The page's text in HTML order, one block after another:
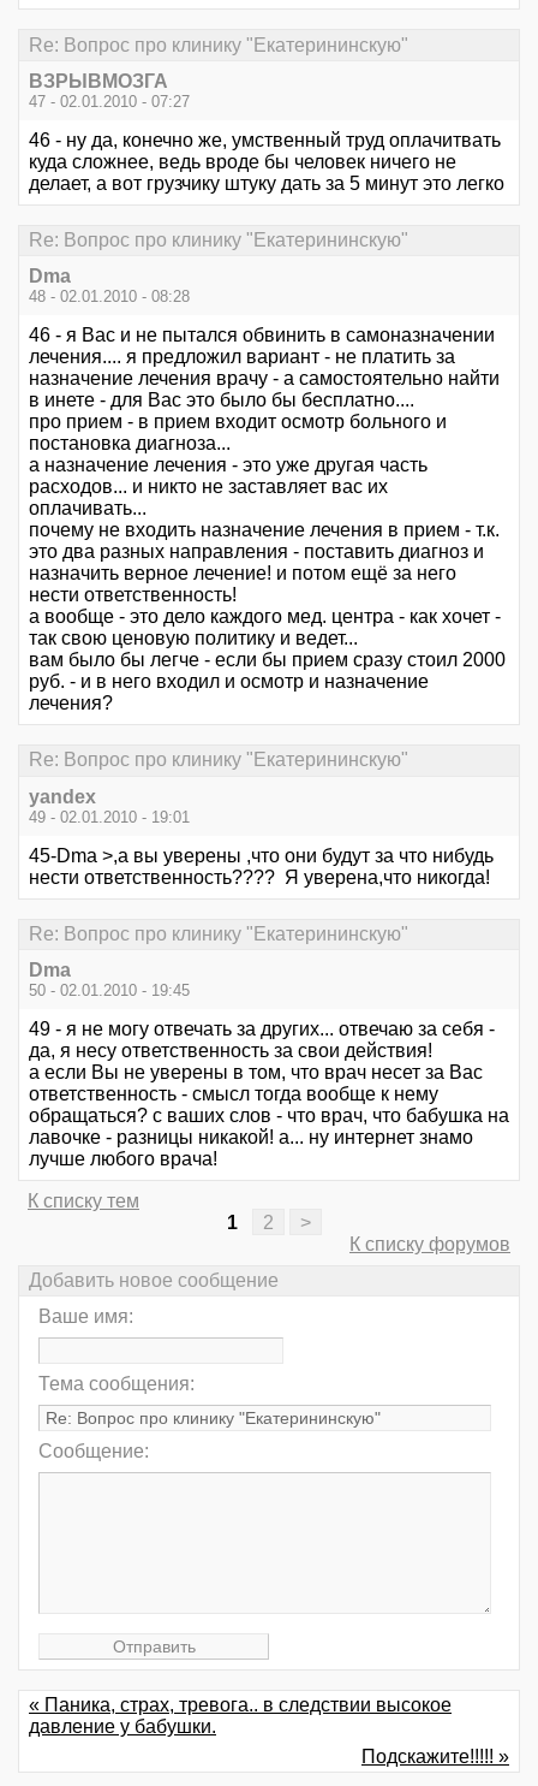
Re: Вопрос про клинику "Екатерининскую"
ВЗРЫВМОЗГА
47 - 02.01.2010 - 07:27
46 - ну да, конечно же, умственный труд оплачитвать
куда сложнее, ведь вроде бы человек ничего не
делает, а вот грузчику штуку дать за 5 минут это легко
Re: Вопрос про клинику "Екатерининскую"
Dma
48 - 02.01.2010 - 08:28
46 - я Вас и не пытался обвинить в самоназначении
лечения.... я предложил вариант - не платить за
назначение лечения врачу - а самостоятельно найти
в инете - для Вас это было бы бесплатно....
про прием - в прием входит осмотр больного и
постановка диагноза...
а назначение лечения - это уже другая часть
расходов... и никто не заставляет вас их
оплачивать...
почему не входить назначение лечения в прием - т.к.
это два разных направления - поставить диагноз и
назначить верное лечение! и потом ещё за него
нести ответственность!
а вообще - это дело каждого мед. центра - как хочет -
так свою ценовую политику и ведет...
вам было бы легче - если бы прием сразу стоил 2000
руб. - и в него входил и осмотр и назначение
лечения?
Re: Вопрос про клинику "Екатерининскую"
yandex
49 - 02.01.2010 - 19:01
45-Dma >,а вы уверены ,что они будут за что нибудь
нести ответственность???? Я уверена,что никогда!
Re: Вопрос про клинику "Екатерининскую"
Dma
50 - 02.01.2010 - 19:45
49 - я не могу отвечать за других... отвечаю за себя -
да, я несу ответственность за свои действия!
а если Вы не уверены в том, что врач несет за Вас
ответственность - смысл тогда вообще к нему
обращаться? с ваших слов - что врач, что бабушка на
лавочке - разницы никакой! а... ну интернет знамо
лучше любого врача!
К списку тем
1
2
>
К списку форумов
Добавить новое сообщение
Ваше имя:
Тема сообщения:
Сообщение:
« Паника, страх, тревога.. в следствии высокое
давление у бабушки.
Подскажите!!!!! »